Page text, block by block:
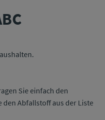
Sie einfach den
den Abfallstoff aus der Liste